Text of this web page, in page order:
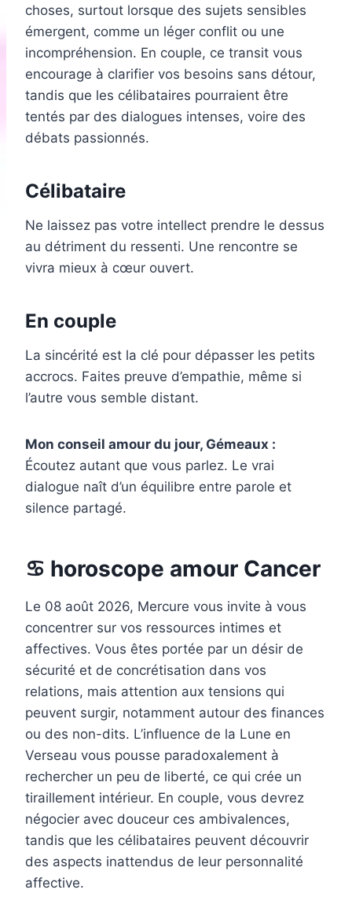
choses, surtout lorsque des sujets sensibles
émergent, comme un léger conflit ou une
incompréhension. En couple, ce transit vous
encourage à clarifier vos besoins sans détour,
tandis que les célibataires pourraient être
tentés par des dialogues intenses, voire des
débats passionnés.
Célibataire
Ne laissez pas votre intellect prendre le dessus
au détriment du ressenti. Une rencontre se
vivra mieux à cœur ouvert.
En couple
La sincérité est la clé pour dépasser les petits
accrocs. Faites preuve d’empathie, même si
l’autre vous semble distant.
Mon conseil amour du jour, Gémeaux :
Écoutez autant que vous parlez. Le vrai
dialogue naît d’un équilibre entre parole et
silence partagé.
♋ horoscope amour Cancer
Le 08 août 2026, Mercure vous invite à vous
concentrer sur vos ressources intimes et
affectives. Vous êtes portée par un désir de
sécurité et de concrétisation dans vos
relations, mais attention aux tensions qui
peuvent surgir, notamment autour des finances
ou des non-dits. L’influence de la Lune en
Verseau vous pousse paradoxalement à
rechercher un peu de liberté, ce qui crée un
tiraillement intérieur. En couple, vous devrez
négocier avec douceur ces ambivalences,
tandis que les célibataires peuvent découvrir
des aspects inattendus de leur personnalité
affective.